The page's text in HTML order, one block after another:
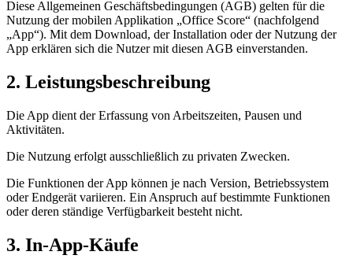
Diese Allgemeinen Geschäftsbedingungen (AGB) gelten für die
Nutzung der mobilen Applikation „Office Score“ (nachfolgend
„App“). Mit dem Download, der Installation oder der Nutzung der
App erklären sich die Nutzer mit diesen AGB einverstanden.
2. Leistungsbeschreibung
Die App dient der Erfassung von Arbeitszeiten, Pausen und
Aktivitäten.
Die Nutzung erfolgt ausschließlich zu privaten Zwecken.
Die Funktionen der App können je nach Version, Betriebssystem
oder Endgerät variieren. Ein Anspruch auf bestimmte Funktionen
oder deren ständige Verfügbarkeit besteht nicht.
3. In-App-Käufe